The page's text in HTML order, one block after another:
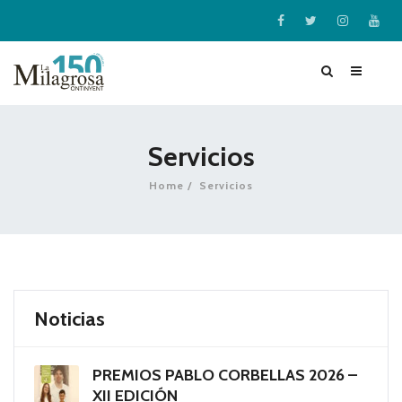
Servicios
Home Servicios
Noticias
PREMIOS PABLO CORBELLAS 2026 –
XII EDICIÓN